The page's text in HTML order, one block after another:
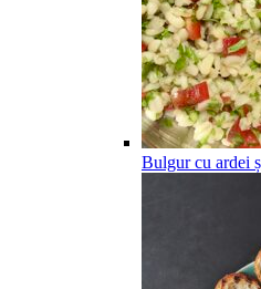
Bulgur cu ardei